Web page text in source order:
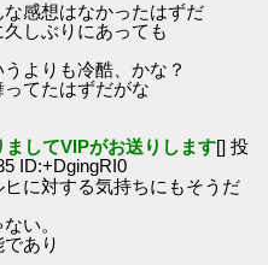
感想はなかったはずだ
しぶりにあっても
よりも冷酷、かな？
てたはずだがな
ましてVIPがお送りします[] 投
ID:+DgingRI0
に対する気持ちにもそうだ
い。
あり